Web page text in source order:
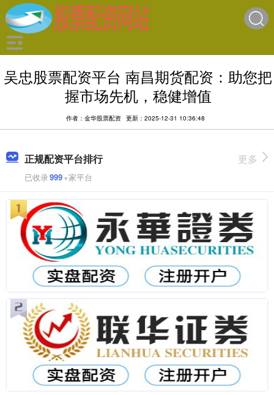
吴忠股票配资平台 南昌期货配资：助您把
握市场先机，稳健增值
作者：金华股票配资 更新：2025-12-31 10:36:48
正规配资平台排行
已收录999+家平台
更多